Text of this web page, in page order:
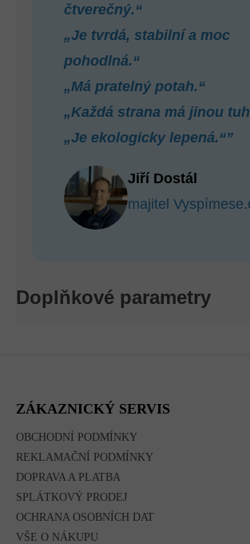
čtverečný.“
„Je tvrdá, stabilní a moc
pohodlná.“
„Má pratelný potah.“
„Každá strana má jinou
„Je ekologicky lepená.“”
Jiří Dostál
majitel
Doplňkové parametry
ZÁKAZNICKÝ SERVIS
OBCHODNÍ PODMÍNKY
REKLAMAČNÍ PODMÍNKY
DOPRAVA A PLATBA
SPLÁTKOVÝ PRODEJ
OCHRANA OSOBNÍCH DAT
VŠE O NÁKUPU